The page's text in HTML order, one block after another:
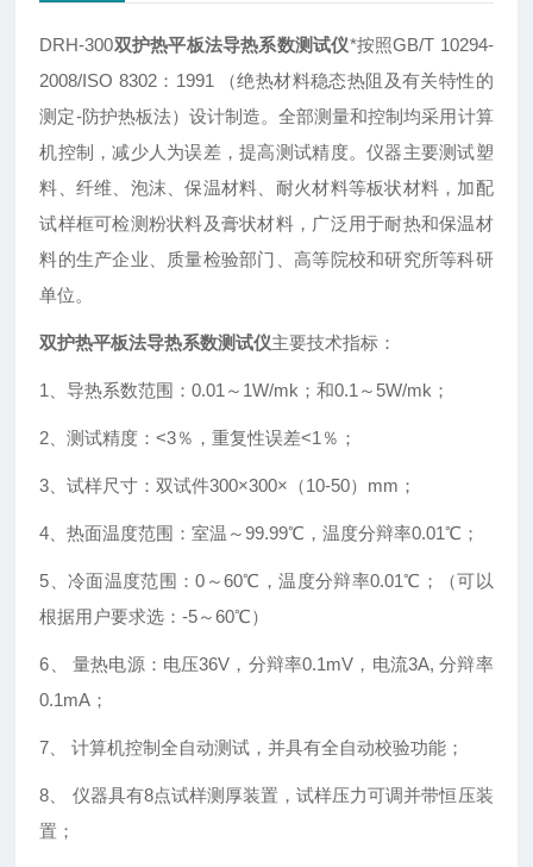
DRH-300双护热平板法导热系数测试仪*按照GB/T 10294-
2008/ISO 8302：1991 （绝热材料稳态热阻及有关特性的
测定-防护热板法）设计制造。全部测量和控制均采用计算
机控制，减少人为误差，提高测试精度。仪器主要测试塑
料、纤维、泡沫、保温材料、耐火材料等板状材料，加配
试样框可检测粉状料及膏状材料，广泛用于耐热和保温材
料的生产企业、质量检验部门、高等院校和研究所等科研
单位。
双护热平板法导热系数测试仪主要技术指标：
1、导热系数范围：0.01～1W/mk；和0.1～5W/mk；
2、测试精度：<3％，重复性误差<1％；
3、试样尺寸：双试件300×300×（10-50）mm；
4、热面温度范围：室温～99.99℃，温度分辩率0.01℃；
5、冷面温度范围：0～60℃，温度分辩率0.01℃；（可以
根据用户要求选：-5～60℃）
6、 量热电源：电压36V，分辩率0.1mV，电流3A, 分辩率
0.1mA；
7、 计算机控制全自动测试，并具有全自动校验功能；
8、 仪器具有8点试样测厚装置，试样压力可调并带恒压装
置；